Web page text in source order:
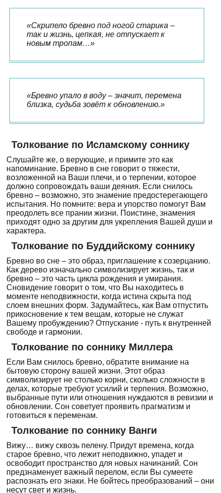
«Скрипело бревно под ногой старика –
так и жизнь, цепкая, не отпускает к
новым тропам…»
«Бревно упало в воду – значит, перемена
близка, судьба зовёт к обновлению.»
Толкование по Исламскому соннику
Слушайте же, о верующие, и примите это как
напоминание. Бревно в сне говорит о тяжести,
возложенной на Ваши плечи, и о терпении, которое
должно сопровождать ваши деяния. Если снилось
бревно – возможно, это знамение предостерегающего
испытания. Но помните: вера и упорство помогут Вам
преодолеть все прании жизни. Поистине, знамения
приходят одно за другим для укрепления Вашей души и
характера.
Толкование по Буддийскому соннику
Бревно во сне – это образ, приглашение к созерцанию.
Как дерево изначально символизирует жизнь, так и
бревно – это часть цикла рождения и умирания.
Сновидение говорит о том, что Вы находитесь в
моменте неподвижности, когда истина скрыта под
слоем внешних форм. Задумайтесь, как Вам отпустить
прикосновение к тем вещам, которые не служат
Вашему пробуждению? Отпускание - путь к внутренней
свободе и гармонии.
Толкование по соннику Миллера
Если Вам снилось бревно, обратите внимание на
бытовую сторону вашей жизни. Этот образ
символизирует не столько корни, сколько сложности в
делах, которые требуют усилий и терпения. Возможно,
выбранные пути или отношения нуждаются в ревизии и
обновлении. Сон советует проявить прагматизм и
готовиться к переменам.
Толкование по соннику Ванги
Вижу… вижу сквозь пелену. Придут времена, когда
старое бревно, что лежит неподвижно, упадет и
освободит пространство для новых начинаний. Сон
предзнаменует важный перелом, если Вы сумеете
распознать его знаки. Не бойтесь преобразований – они
несут свет и жизнь.